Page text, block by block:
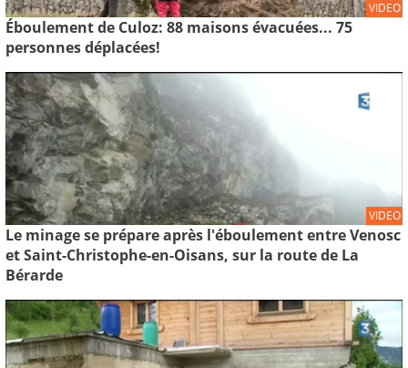
VIDEO
Éboulement de Culoz: 88 maisons évacuées... 75
personnes déplacées!
VIDEO
Le minage se prépare après l'éboulement entre Venosc
et Saint-Christophe-en-Oisans, sur la route de La
Bérarde